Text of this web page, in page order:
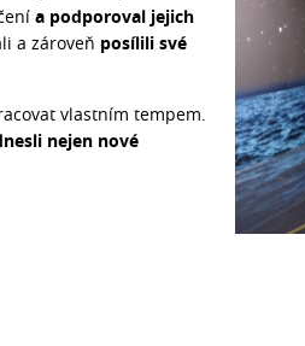
a podporoval jejich
a zároveň posílili své
vlastním tempem.
nejen nové